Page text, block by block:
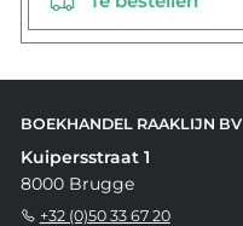
BOEKHANDEL RAAKLIJN BV
Kuipersstraat 1
8000 Brugge
+32 (0)50 33 67 20